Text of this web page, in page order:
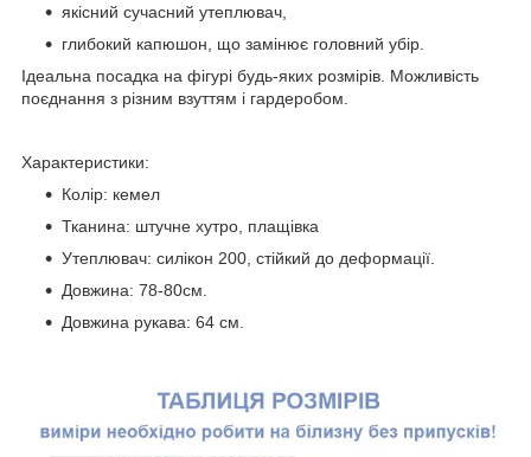
якісний сучасний утеплювач,
глибокий капюшон, що замінює головний убір.
Ідеальна посадка на фігурі будь-яких розмірів. Можливість
поєднання з різним взуттям і гардеробом.
Характеристики:
Колір: кемел
Тканина: штучне хутро, плащівка
Утеплювач: силікон 200, стійкий до деформації.
Довжина: 78-80см.
Довжина рукава: 64 см.